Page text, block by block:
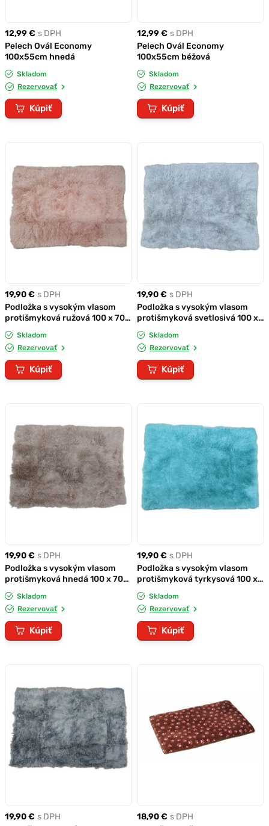
12,99 € s DPH
Pelech Ovál Economy
100x55cm hnedá
Skladom
Rezervovať
Kúpiť
12,99 € s DPH
Pelech Ovál Economy
100x55cm béžová
Skladom
Rezervovať
Kúpiť
19,90 € s DPH
Podložka s vysokým vlasom
protišmyková ružová 100 x 70
cm
Skladom
Rezervovať
Kúpiť
19,90 € s DPH
Podložka s vysokým vlasom
protišmyková svetlosivá 100 x
70 cm
Skladom
Rezervovať
Kúpiť
19,90 € s DPH
Podložka s vysokým vlasom
protišmyková hnedá 100 x 70
cm
Skladom
Rezervovať
Kúpiť
19,90 € s DPH
Podložka s vysokým vlasom
protišmyková tyrkysová 100 x
70 cm
Skladom
Rezervovať
Kúpiť
19,90 € s DPH
18,90 € s DPH